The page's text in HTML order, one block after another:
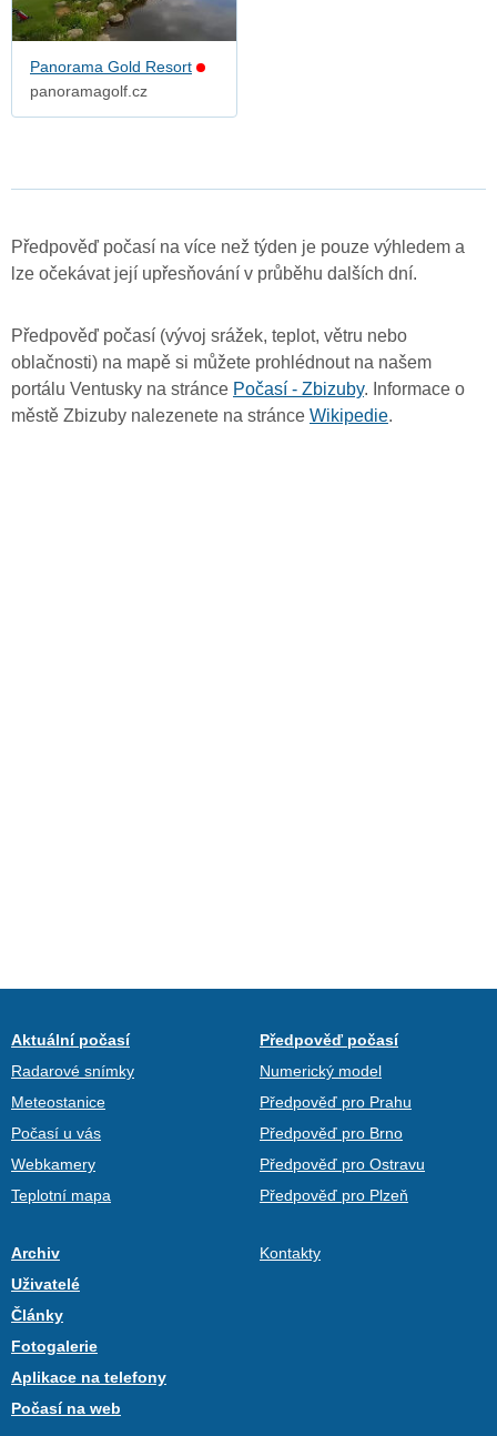
Panorama Gold Resort
panoramagolf.cz
Předpověď počasí na více než týden je pouze výhledem a
lze očekávat její upřesňování v průběhu dalších dní.
Předpověď počasí (vývoj srážek, teplot, větru nebo
oblačnosti) na mapě si můžete prohlédnout na našem
portálu Ventusky na stránce Počasí - Zbizuby. Informace o
městě Zbizuby nalezenete na stránce Wikipedie.
Aktuální počasí
Radarové snímky
Meteostanice
Počasí u vás
Webkamery
Teplotní mapa
Předpověď počasí
Numerický model
Předpověď pro Prahu
Předpověď pro Brno
Předpověď pro Ostravu
Předpověď pro Plzeň
Archiv
Uživatelé
Články
Fotogalerie
Aplikace na telefony
Počasí na web
Kontakty